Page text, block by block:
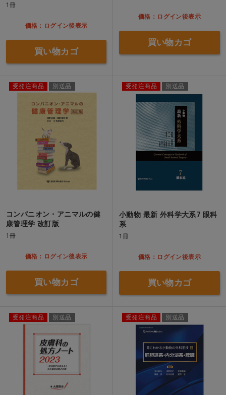
1冊
価格：ログイン後表示
買い物カゴ
価格：ログイン後表示
買い物カゴ
受発注商品 別送品
コンパニオン・アニマルの健
康管理学 改訂版
1冊
価格：ログイン後表示
買い物カゴ
受発注商品 別送品
小動物 最新 外科学大系7 眼科
系
1冊
価格：ログイン後表示
買い物カゴ
受発注商品 別送品 受発注商品 別送品